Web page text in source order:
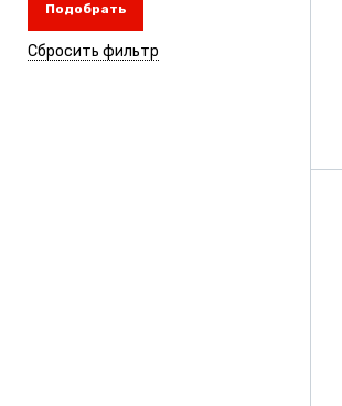
Подобрать
Сбросить фильтр